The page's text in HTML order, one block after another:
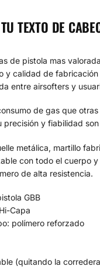
TEXTO DE
de pistola mas
y calidad de fabricación
entre airsofters y
de gas que
precisión y fiabilidad
metálica, martillo
con todo el cuerpo
de alta resistencia.
GBB
Capa
polímero reforzado
(quitando la